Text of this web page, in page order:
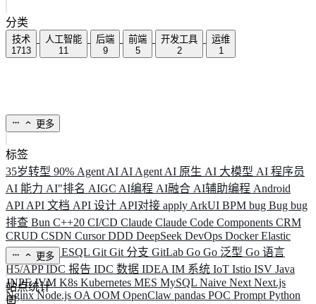
分类
技术
1713
人工智能
11
后端
9
前端
5
开发工具
2
运维
1
更多
标签
35岁转型 90% Agent AI AI Agent AI 原生 AI 大模型 AI 程序员
AI 能力 AI"排名 AIGC AI编程 AI融合 AI辅助编程 Android
API API 文档 API 设计 API对接 apply ArkUI BPM bug Bug bug
排查 Bun C++20 CI/CD Claude Claude Code Components CRM
CRUD CSDN CursorDDD DeepSeek DevOps DockerElastic
ELK ElysiaESQL Git Git 分支 GitLab Go Go 泛型 Go 语言
H5/APPIDC 报告 IDC 数据 IDEA IM 系统 IoT Istio ISV Java
JNPFJVM K8s Kubernetes MES MySQL Naive Next Next.js
NginxNode.js OA OOM OpenClaw pandas POC Prompt Python
更多
站点统计